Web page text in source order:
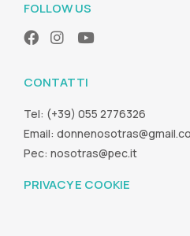
FOLLOW US
CONTATTI
Tel: (+39) 055 2776326
Email:
Pec: nosotras@pec.it
PRIVACY E COOKIE